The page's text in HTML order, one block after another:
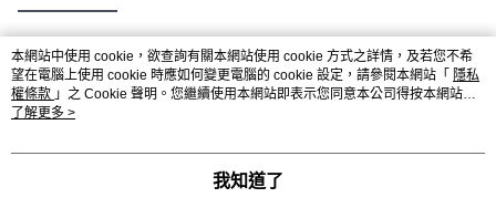
熱門標籤
本網站中使用 cookie，欲查詢有關本網站使用 cookie 方式之詳情，及若您不希
望在電腦上使用 cookie 時應如何變更電腦的 cookie 設定，請參閱本網站「 隱私
權條款 」之 Cookie 聲明。您繼續使用本網站即表示您同意本公司得按本網站使
用條款之 Cookie 聲明使用 cookie。
了解更多 >
我知道了